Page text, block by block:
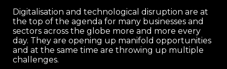
Digitalisation and technological disruption are at
the top of the agenda for many businesses and
sectors across the globe more and more every
day. They are opening up manifold opportunities
and at the same time are throwing up multiple
challenges.